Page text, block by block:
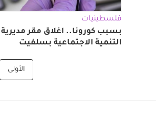
فلسطينيات
بسبب كورونا.. اغلاق مقر مديرية
التنمية الاجتماعية بسلفيت
الأولى